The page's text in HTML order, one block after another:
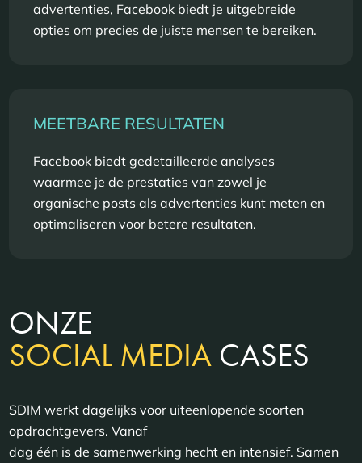
advertenties, Facebook biedt je uitgebreide
opties om precies de juiste mensen te bereiken.
MEETBARE RESULTATEN
Facebook biedt gedetailleerde analyses
waarmee je de prestaties van zowel je
organische posts als advertenties kunt meten en
optimaliseren voor betere resultaten.
ONZE
SOCIAL MEDIA CASES
SDIM werkt dagelijks voor uiteenlopende soorten
opdrachtgevers. Vanaf
dag één is de samenwerking hecht en intensief. Samen